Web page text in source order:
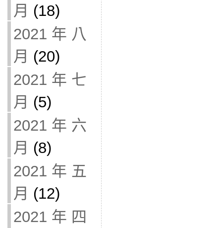
月 (18)
2021 年 八
月 (20)
2021 年 七
月 (5)
2021 年 六
月 (8)
2021 年 五
月 (12)
2021 年 四